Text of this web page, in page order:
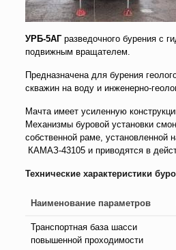
УРБ-5АГразведочного бурения с
подвижным вращателем.
Предназначена для бурения
скважин на воду и инженерно-
Мачта имеет усиленную
Механизмы буровой установки
собственной раме, установленной
КАМАЗ-43105 и приводятся в
Технические характеристики
Наименование параметров
Транспортная база шасси
повышенной проходимости